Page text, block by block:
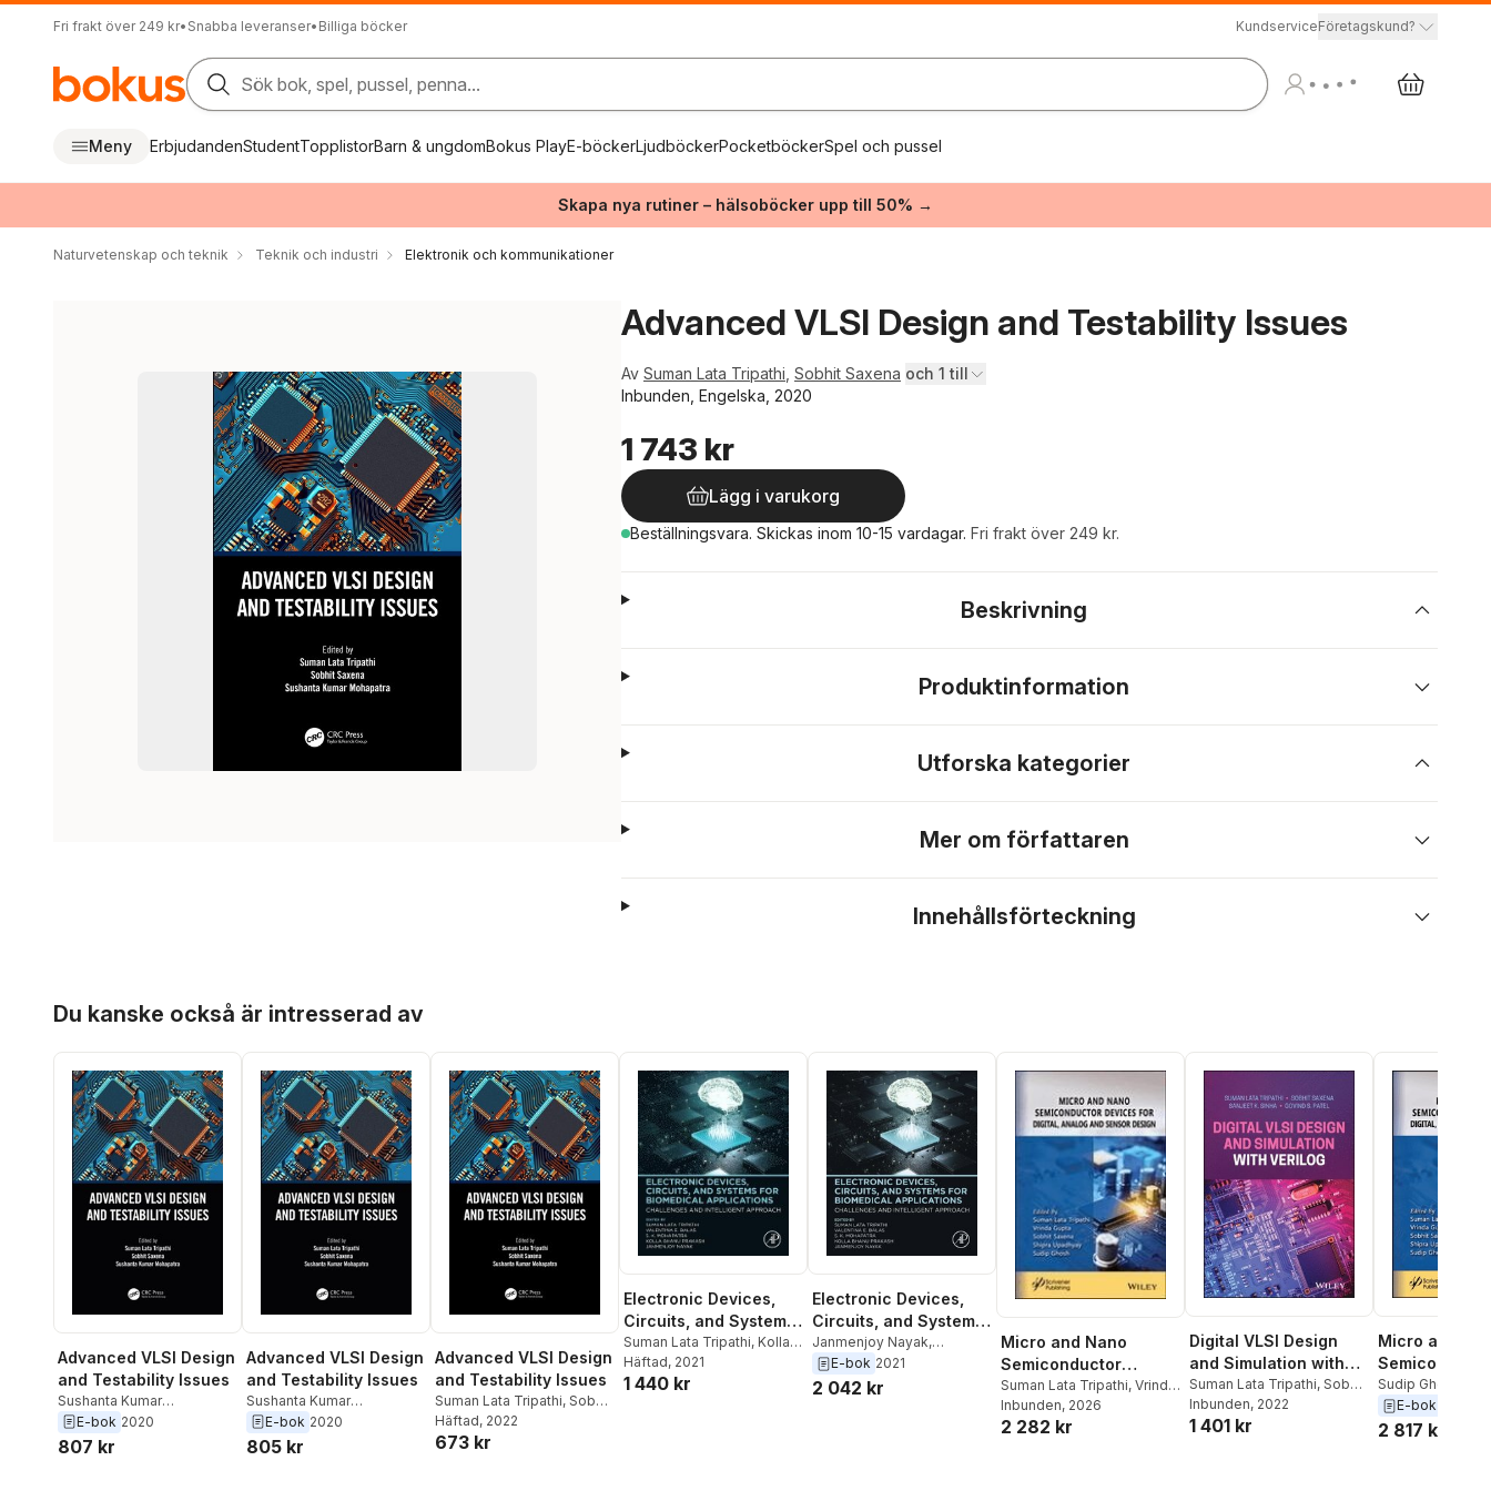
Fri frakt över 249 kr• Snabba leveranser• Billiga böcker KundserviceFöretagskund?
Sök bok, spel, pussel, penna...
Meny ErbjudandenStudentTopplistorBarn & ungdomBokus PlayE-böckerLjudböckerPocketböckerSpel och pussel
Skapa nya rutiner – hälsoböcker upp till 50% →
Naturvetenskap och teknik Teknik och industri Elektronik och kommunikationer
Advanced VLSI Design and Testability Issues
Av Suman Lata Tripathi Sobhit Saxena och 1 till
Inbunden, Engelska, 2020
1 743 kr
Lägg i varukorg
Beställningsvara. Skickas inom 10-15 vardagar. Fri frakt över 249 kr.
Beskrivning
Produktinformation
Utforska kategorier
Mer om författaren
Innehållsförteckning
Du kanske också är intresserad av
Advanced VLSI Design
and Testability Issues
Sushanta Kumar
Mohapatra,Sobhit Saxena
Suman Lata Tripathi
E-bok 2020
807 kr
Advanced VLSI Design
and Testability Issues
Sushanta Kumar
Mohapatra,Sobhit Saxena
Suman Lata Tripathi
E-bok 2020
805 kr
Advanced VLSI Design
and Testability Issues
Suman Lata Tripathi, Sobhit
Saxena ,Sushanta Kumar
Mohapatra
Häftad, 2022
673 kr
Electronic Devices,
Circuits, and Systems
for Biomedical
Applications
Suman Lata Tripathi, Kolla
Bhanu Prakash
Emilia Balas
Häftad, 2021
1 440 kr
Electronic Devices,
Circuits, and Systems
for Biomedical
Applications
Janmenjoy Nayak,
Sushanta Kumar
Mohapatra,
E-bok 2021
2 042 kr
Micro and Nano
Semiconductor
Devices for Digital,
Analog and Sensor
Design
Suman Lata Tripathi, Vrinda
Gupta,Sobhit Saxena
Shipra Upadhyay
Inbunden, 2026
2 282 kr
Digital VLSI Design
and Simulation with
Verilog
Suman Lata Tripathi, Sobhit
Saxena,Sanjeet K. Sinha
Govind S. Patel
Inbunden, 2022
1 401 kr
Micro and
Devices for
Analog and
Design
Sudip Ghosh
Upadhyay
Vrinda Gupta
E-bok
2 817 kr